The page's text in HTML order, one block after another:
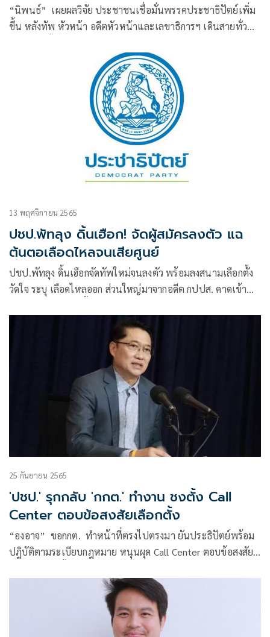
“นิพนธ์” เผยผลวิจัย ประชาชนเชื่อมั่นพรรคประชาธิปัตย์เพิ่ม
ขึ้น หลังทัพ หัวหน้า อดีตหัวหน้าและเลขาธิการฯ เดินสายทั่ว
13 พฤศจิกายน 2565
ปชป.พัทลุง ดิ้นเฮือก! จัดผู้สมัครลงตัว แฉ
ต้นตอเลือดไหลจนเสียศูนย์
ปชป.พัทลุง ดิ้นเฮือกจัดทัพใหม่จนลงตัว พร้อมลงสนามเลือกตั้ง
วัดใจ ระบุ เลือดไหลออก ส่วนใหญ่มาจากอดีต กปปส. คาดเข้า
25 กันยายน 2565
'ปชป.' รุกกลับ 'กกต.' ทำงาน ชงตั้ง Call
Center ตอบข้อสงสัยเลือกตั้ง
“องอาจ” ขอกกต. ทำหน้าที่ตรงไปตรงมา ยันประธิปัตย์พร้อม
ปฎิบัติตามระเบียบกฎหมาย หนุนผุด Call Center ตอบข้อสงสัย